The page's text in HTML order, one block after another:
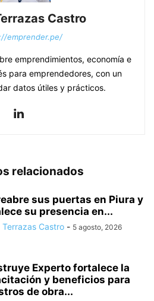
Castro
emprender.pe/
emprendimientos, economía e
para emprendedores, con un
datos útiles y prácticos.
relacionados
sus puertas en Piura y
su presencia en...
Terrazas Castro - 5 agosto, 2026
Experto fortalece la
y beneficios para
de obra...